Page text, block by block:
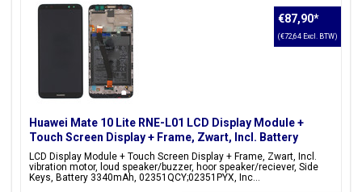
Huawei Mate 10 Lite RNE-L01 LCD Display Module +
Touch Screen Display + Frame, Zwart, Incl. Battery
3340mAH, 02351QCY;02351PYX
LCD Display Module + Touch Screen Display + Frame, Zwart, Incl.
vibration motor, loud speaker/buzzer, hoor speaker/reciever, Side
Keys, Battery 3340mAh, 02351QCY;02351PYX, Inc...
€87,90*
(€72,64 Excl. BTW)